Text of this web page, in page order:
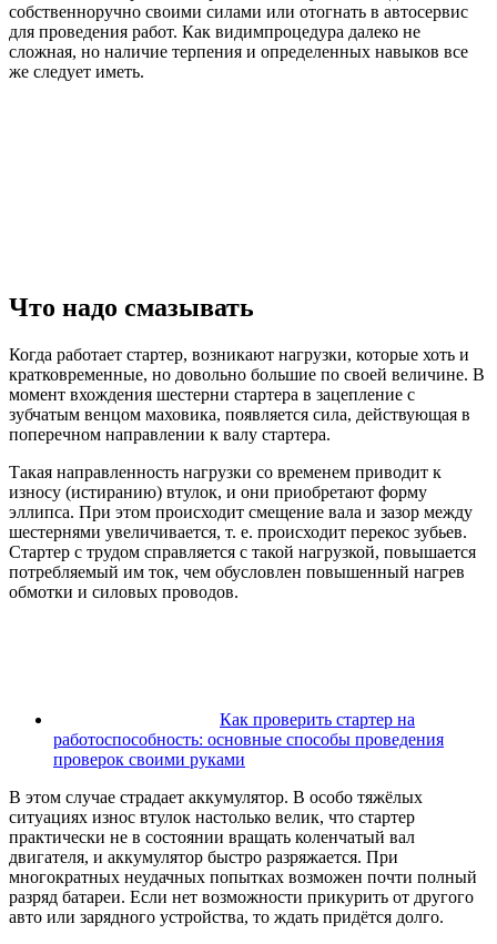
собственноручно своими силами или отогнать в автосервис
для проведения работ. Как видимпроцедура далеко не
сложная, но наличие терпения и определенных навыков все
же следует иметь.
Что надо смазывать
Когда работает стартер, возникают нагрузки, которые хоть и
кратковременные, но довольно большие по своей величине. В
момент вхождения шестерни стартера в зацепление с
зубчатым венцом маховика, появляется сила, действующая в
поперечном направлении к валу стартера.
Такая направленность нагрузки со временем приводит к
износу (истиранию) втулок, и они приобретают форму
эллипса. При этом происходит смещение вала и зазор между
шестернями увеличивается, т. е. происходит перекос зубьев.
Стартер с трудом справляется с такой нагрузкой, повышается
потребляемый им ток, чем обусловлен повышенный нагрев
обмотки и силовых проводов.
Как проверить стартер на
работоспособность: основные способы проведения
проверок своими руками
В этом случае страдает аккумулятор. В особо тяжёлых
ситуациях износ втулок настолько велик, что стартер
практически не в состоянии вращать коленчатый вал
двигателя, и аккумулятор быстро разряжается. При
многократных неудачных попытках возможен почти полный
разряд батареи. Если нет возможности прикурить от другого
авто или зарядного устройства, то ждать придётся долго.